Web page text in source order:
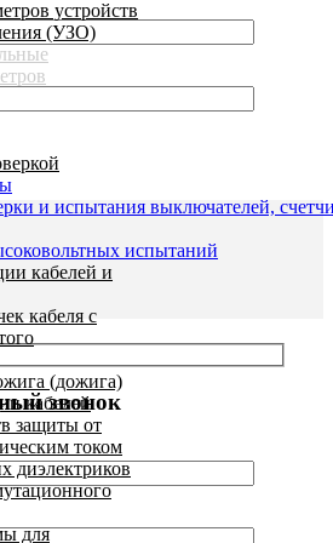
звонок
устройств
(УЗО)
и испытания выключателей,
испытаний
кабелей и
кабеля с
(дожига)
кабелей
защиты от
током
диэлектриков
для